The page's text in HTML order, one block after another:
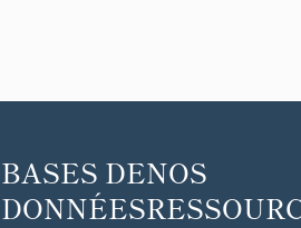
BASES DE
DONNÉES
NOS